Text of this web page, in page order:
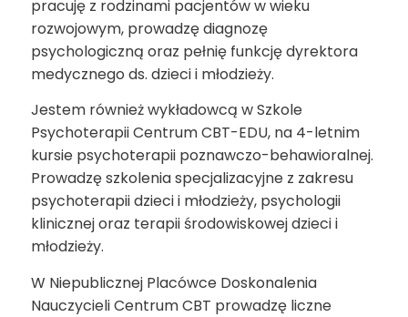
pracuję z rodzinami pacjentów w wieku
rozwojowym, prowadzę diagnozę
psychologiczną oraz pełnię funkcję dyrektora
medycznego ds. dzieci i młodzieży.
Jestem również wykładowcą w Szkole
Psychoterapii Centrum CBT-EDU, na 4-letnim
kursie psychoterapii poznawczo-behawioralnej.
Prowadzę szkolenia specjalizacyjne z zakresu
psychoterapii dzieci i młodzieży, psychologii
klinicznej oraz terapii środowiskowej dzieci i
młodzieży.
W Niepublicznej Placówce Doskonalenia
Nauczycieli Centrum CBT prowadzę liczne